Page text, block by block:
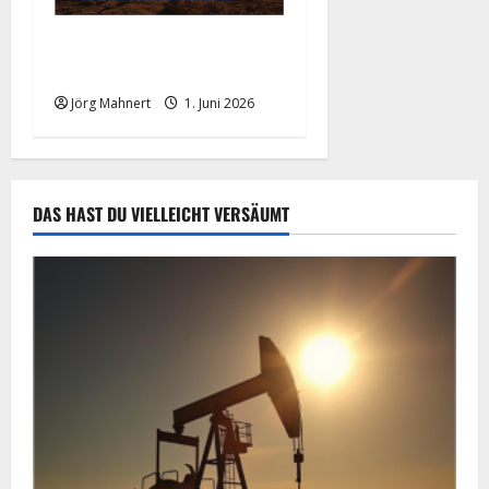
Jörg Mahnert 1. Juni 2026
DAS HAST DU VIELLEICHT VERSÄUMT